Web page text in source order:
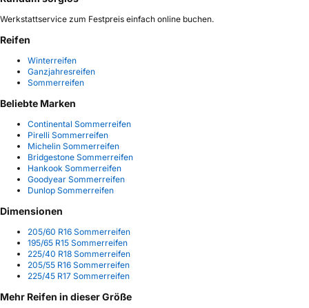
Werkstattservice zum Festpreis einfach online buchen.
Reifen
Winterreifen
Ganzjahresreifen
Sommerreifen
Beliebte Marken
Continental Sommerreifen
Pirelli Sommerreifen
Michelin Sommerreifen
Bridgestone Sommerreifen
Hankook Sommerreifen
Goodyear Sommerreifen
Dunlop Sommerreifen
Dimensionen
205/60 R16 Sommerreifen
195/65 R15 Sommerreifen
225/40 R18 Sommerreifen
205/55 R16 Sommerreifen
225/45 R17 Sommerreifen
Mehr Reifen in dieser Größe